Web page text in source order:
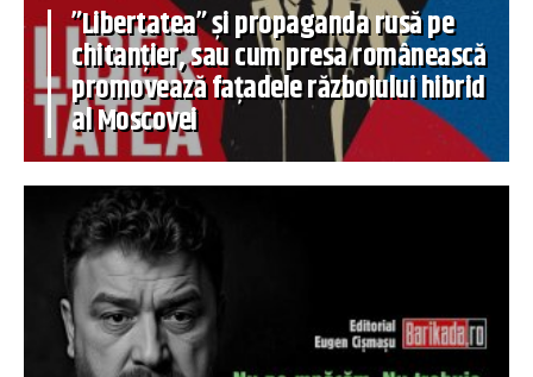
”Libertatea” și propaganda rusă pe
chitanțier, sau cum presa românească
promovează fațadele războiului hibrid
al Moscovei